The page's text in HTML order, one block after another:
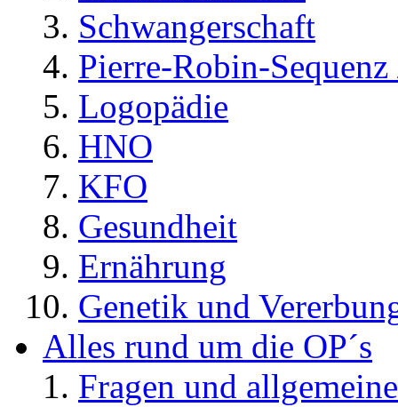
Schwangerschaft
Pierre-Robin-
Logopädie
HNO
KFO
Gesundheit
Ernährung
Genetik und
Alles rund um die OP´s
Fragen und